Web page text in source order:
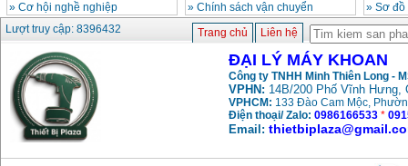
Máy khoan búa
Makita HP1630
(16mm) 710W
Giá
Máy khoan Bosch
GSB 13RE (650W)
hộp giấy
Giá :1578000
» Cơ hội nghề nghiệp
» Chính sách vận chuyển
» Sơ
Lượt truy cập: 8396432
Trang chủ Liên hệ
ĐẠI LÝ MÁY KHOAN
Công ty TNHH Minh Thiên Long -
VPHN: 14B/200 Phố Vĩnh Hưng,
VPHCM: 133 Đào Cam Mộc,
Điện thoại/ Zalo: 0986166533 *
Email: